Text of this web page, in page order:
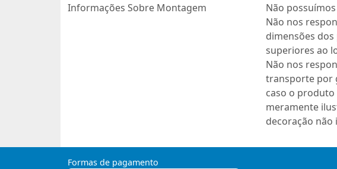
Informações Sobre Montagem
Não
Não nos
dimensões
superiores ao
Não nos
transporte por
caso o
meramente
decoração não
Formas de pagamento